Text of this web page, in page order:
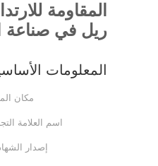
المقاومة
ريل في صناعة
المعلومات
مكان
اسم العلامة
إصدار